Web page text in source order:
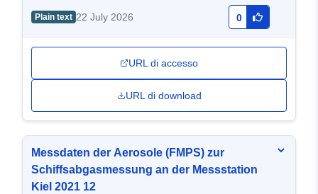
Plain text 22 July 2026 0
URL di accesso
URL di download
Messdaten der Aerosole (FMPS) zur
Schiffsabgasmessung an der Messstation
Kiel 2021 12